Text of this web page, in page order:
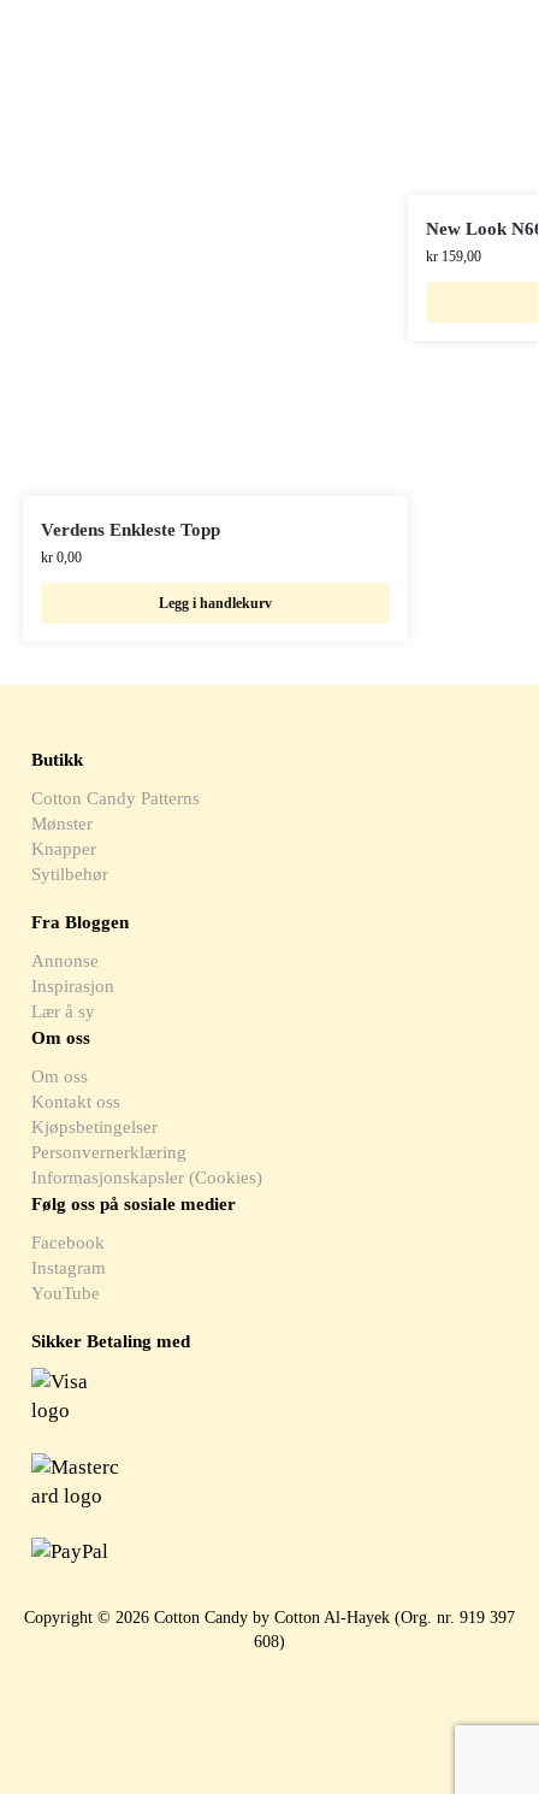
Verdens Enkleste Topp
kr0,00
Legg i handlekurv
New Look
kr159,00
Butikk
Cotton Candy Patterns
Mønster
Knapper
Sytilbehør
Fra Bloggen
Annonse
Inspirasjon
Lær å sy
Om oss
Om oss
Kontakt oss
Kjøpsbetingelser
Personvernerklæring
Informasjonskapsler (Cookies)
Følg oss på sosiale medier
Facebook
Instagram
YouTube
Sikker Betaling med
Copyright © 2026 Cotton Candy by Cotton Al-Hayek (Org. nr. 919 397
608)